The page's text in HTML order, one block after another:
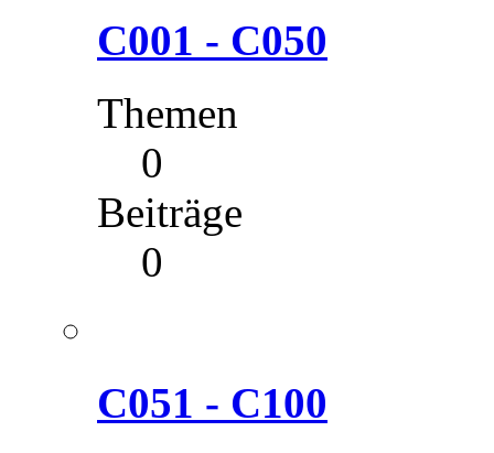
C001 - C050
Themen
0
Beiträge
0
C051 - C100